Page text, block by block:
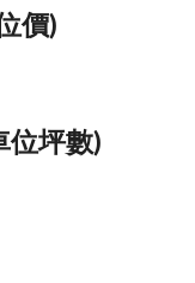
價)
位坪數)